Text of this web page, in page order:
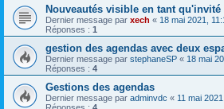
Nouveautés visible en tant qu'invité
Dernier message par xech « 18 mai 2021,
Réponses : 1
gestion des agendas avec deux
Dernier message par stephaneSP « 18 mai
Réponses : 4
Gestions des agendas
Dernier message par adminvdc « 11 mai